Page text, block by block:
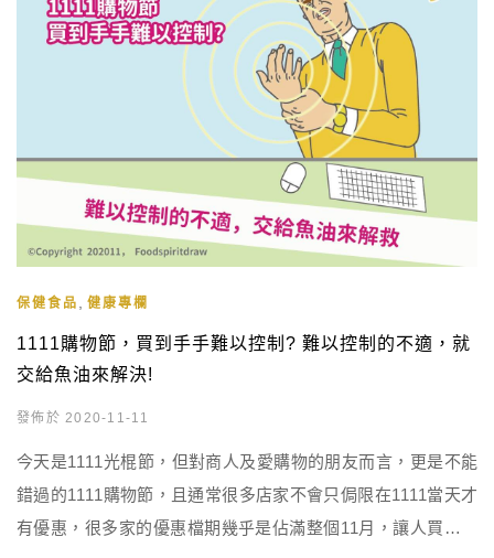
保健食品 健康專欄
1111購物節，買到手手難以控制? 難以控制的不適，就
交給魚油來解決!
發佈於 2020-11-11
今天是1111光棍節，但對商人及愛購物的朋友而言，更是不能
錯過的1111購物節，且通常很多店家不會只侷限在1111當天才
有優惠，很多家的優惠檔期幾乎是佔滿整個11月，讓人買到快